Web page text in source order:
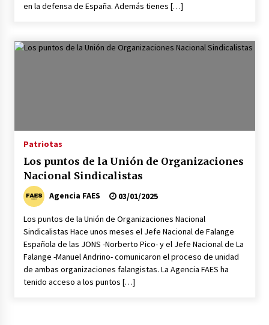
en la defensa de España. Además tienes […]
Patriotas
Los puntos de la Unión de Organizaciones
Nacional Sindicalistas
Agencia FAES 03/01/2025
Los puntos de la Unión de Organizaciones Nacional
Sindicalistas Hace unos meses el Jefe Nacional de Falange
Española de las JONS -Norberto Pico- y el Jefe Nacional de La
Falange -Manuel Andrino- comunicaron el proceso de unidad
de ambas organizaciones falangistas. La Agencia FAES ha
tenido acceso a los puntos […]